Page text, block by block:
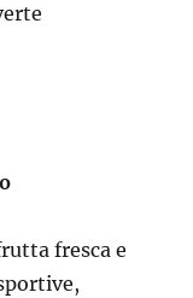
fresca e